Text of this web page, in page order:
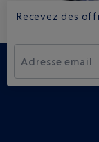
Recevez des
Adresse email